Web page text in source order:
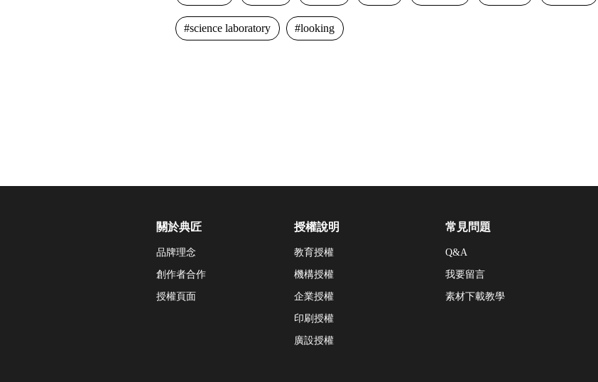
science laboratory looking
關於典匠
品牌理念
創作者合作
授權頁面
授權說明
教育授權
機構授權
企業授權
印刷授權
廣設授權
常見問題
Q&A
我要留言
素材下載教學